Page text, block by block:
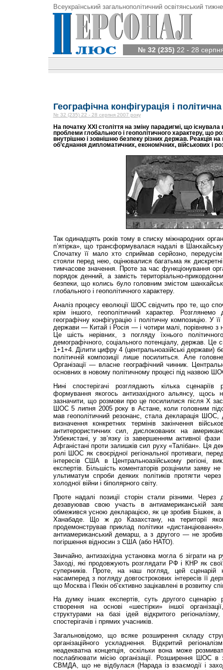
Всеукраїнський загальнополітичний освітянський
№ 32 (235) 22 - 28
Географічна конфігурація і
№ 32 (235) 22 - 28 серпня 2007 року
На початку ХХІ століття на зміну парадигмі, що існувала
проблеми глобального і геополітичного характеру, що
внутрішню і зовнішню безпеку різних держав. Реакція
об’єднання дипломатичних, економічних, військових і
Так одинадцять років тому в списку міжнародних
п’ятірка», що трансформувалася надалі в
Спочатку її мало хто сприймав серйозно,
стояли перед нею, оцінювалися багатьма як
тимчасове значення. Проте за час функціонування
порядок денний, а замість територіально-
безпеки, що колись було головним змістом
глобального і геополітичного характеру.
Аналіз процесу еволюції ШОС свідчить про те, що
крім іншого, геополітичний характер.
географічну конфігурацію і політичну композицію. У
держави — Китай і Росія — і чотири малі, порівняно з
Це шість нерівних, з погляду їхнього
демографічного, соціального потенціалу, держав. Це
1+1+4. Ділити цифру 4 (центральноазійські держави)
політичній композиції лише посилиться. Але
Організації — власне географічний чинник.
основних в новому політичному процесі під назвою
Нині спостерігачі розглядають кілька
формування якогось антизахідного альянсу,
зазначити, що розмови про це посилилися після Х
ШОС 5 липня 2005 року в Астане, коли головним
мав геополітичний резонанс, стала декларація
визначення конкретних термінів закінчення
антитерористичних сил, дислокованих на
Узбекистані, у зв’язку із завершенням активної фази
Афганістані проти залишків сил руху «Талібан». Ця
ролі ШОС як своєрідної регіональної противаги,
інтересів США в Центральноазійському регіоні,
експертів. Більшість коментаторів розцінили заяву
ультиматум спроби деяких політиків протягти
холодної війни і біполярного світу.
Проте надалі позиції сторін стали різними.
дезавуював свою участь в антиамериканській
обмежився усною декларацією, як це зробив Бішкек,
Ханабаде. Що ж до Казахстану, на території
продемонстрував приклад політики
антиамериканський демарш, а з другого — не зробив
погіршення відносин з США (або НАТО).
Звичайно, антизахідна установка могла б зіграти на
Заході, які продовжують розглядати РФ і КНР як
суперників. Проте, на наш погляд, цей
насамперед з погляду довгострокових інтересів її
що Москва і Пекін об’єктивно зацікавлені в розвитку
На думку інших експертів, суть другого
створення на основі «шестірки» іншої
структурами на базі ідей відкритого
спостерігачів і прямих учасників.
Загальновідомо, що всяке розширення складу
організаційного ускладнення. Відкритий
неадекватна концепція, оскільки вона може
послаблювати місію організації. Розширення ШОС в
СВМДА, що не відбулася (Нарада із взаємодії і